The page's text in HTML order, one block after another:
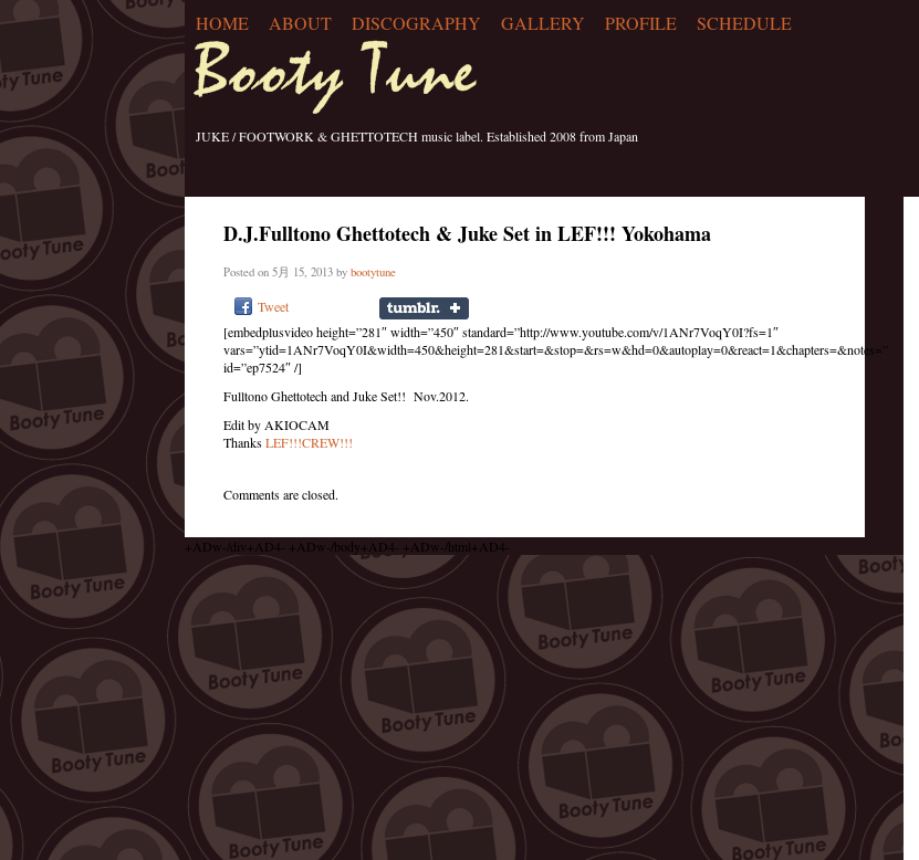
HOME ABOUT DISCOGRAPHY GALLERY PROFILE SCHEDULE
JUKE / FOOTWORK & GHETTOTECH music label. Established 2008 from Japan
D.J.Fulltono Ghettotech & Juke Set in LEF!!! Yokohama
Posted on 5月 15, 2013 by bootytune
Tweet
[embedplusvideo height=”281″ width=”450″ standard=”http://www.youtube.com/v/1ANr7VoqY0I?fs=1″
vars=”ytid=1ANr7VoqY0I&width=450&height=281&start=&stop=&rs=w&hd=0&autoplay=0&react=1&chapters=&notes=”
id=”ep7524″ /]
Fulltono Ghettotech and Juke Set!! Nov.2012.
Edit by AKIOCAM
ThanksLEF!!!CREW!!!
Comments are closed.
+ADw-/div+AD4- +ADw-/body+AD4- +ADw-/html+AD4-